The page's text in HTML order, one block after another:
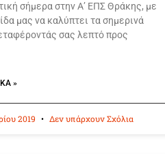
σήμερα στην Α’ ΕΠΣ Θράκης, με
μας να καλύπτει τα σημερινά
σας λεπτό προς
»
2019 Δεν υπάρχουν Σχόλια